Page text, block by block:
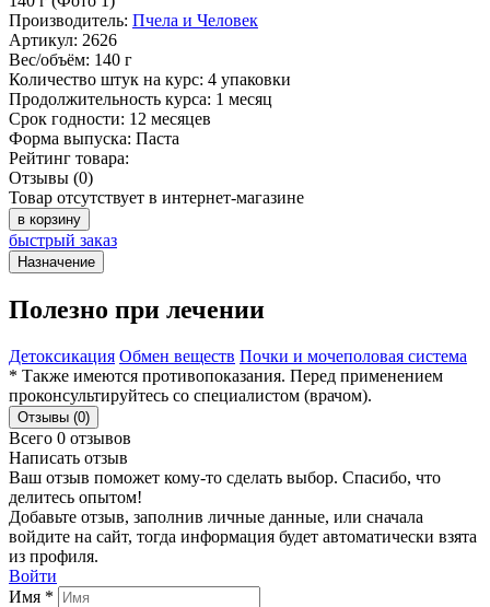
Производитель: Пчела и Человек
Артикул: 2626
Вес/объём: 140 г
Количество штук на курс: 4 упаковки
Продолжительность курса: 1 месяц
Срок годности: 12 месяцев
Форма выпуска: Паста
Рейтинг товара:
Отзывы (0)
Товар отсутствует в интернет-магазине
в корзину
быстрый заказ
Назначение
Полезно при лечении
Детоксикация Обмен веществ Почки и мочеполовая система
* Также имеются противопоказания. Перед применением
проконсультируйтесь со специалистом (врачом).
Отзывы (0)
Всего 0 отзывов
Написать отзыв
Ваш отзыв поможет кому-то сделать выбор. Спасибо, что
делитесь опытом!
Добавьте отзыв, заполнив личные данные, или сначала
войдите на сайт, тогда информация будет автоматически взята
из профиля.
Войти
Имя *